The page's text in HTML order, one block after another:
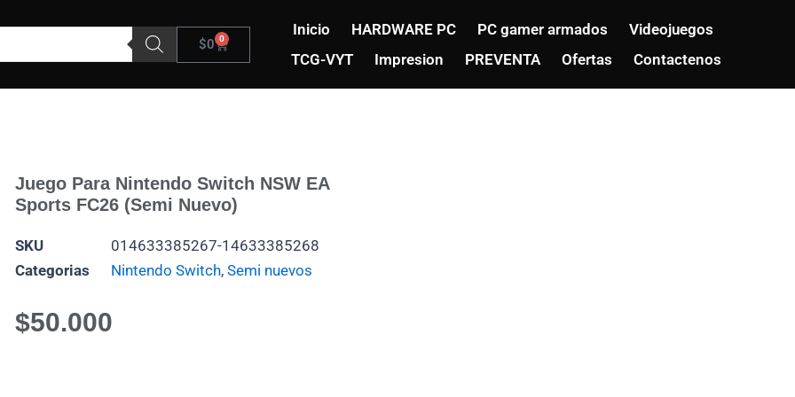
$0 0
Carrito
Inicio HARDWARE PC PC gamer armados
Videojuegos
TCG-VYT
Impresion PREVENTA Ofertas Contactenos
Juego Para Nintendo Switch NSW EA
Sports FC26 (Semi Nuevo)
SKU
014633385267-14633385268
Categorias
Nintendo Switch, Semi nuevos
$50.000